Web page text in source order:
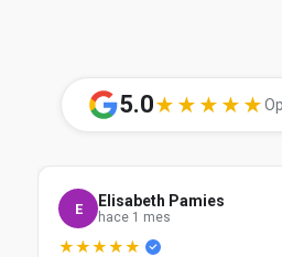
5.0★★★★★
E Elisabeth Pamies
hace 1 mes
★★★★★